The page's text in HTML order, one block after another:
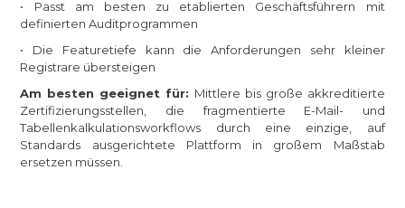
• Passt am besten zu etablierten Geschäftsführern mit
definierten Auditprogrammen
• Die Featuretiefe kann die Anforderungen sehr kleiner
Registrare übersteigen
Am besten geeignet für: Mittlere bis große akkreditierte
Zertifizierungsstellen, die fragmentierte E-Mail- und
Tabellenkalkulationsworkflows durch eine einzige, auf
Standards ausgerichtete Plattform in großem Maßstab
ersetzen müssen.